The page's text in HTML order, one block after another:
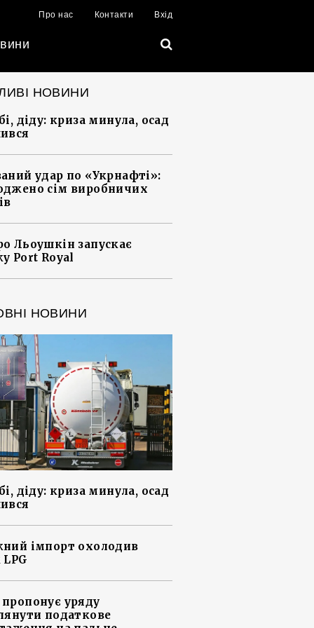
Про нас Контакти Вхід
НОВИНИ
діду: криза минула, осад
удар по «Укрнафті»:
сім виробничих
Льоушкін запускає
Port Royal
НОВИНИ
діду: криза минула, осад
імпорт охолодив
уряду
податкове